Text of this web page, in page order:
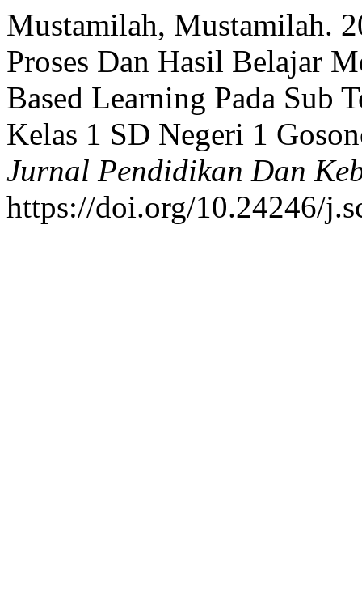
Mustamilah, Mustamilah.
Proses Dan Hasil Belajar
Based Learning Pada Sub
Kelas 1 SD Negeri 1
Jurnal Pendidikan Dan
https://doi.org/10.24246/